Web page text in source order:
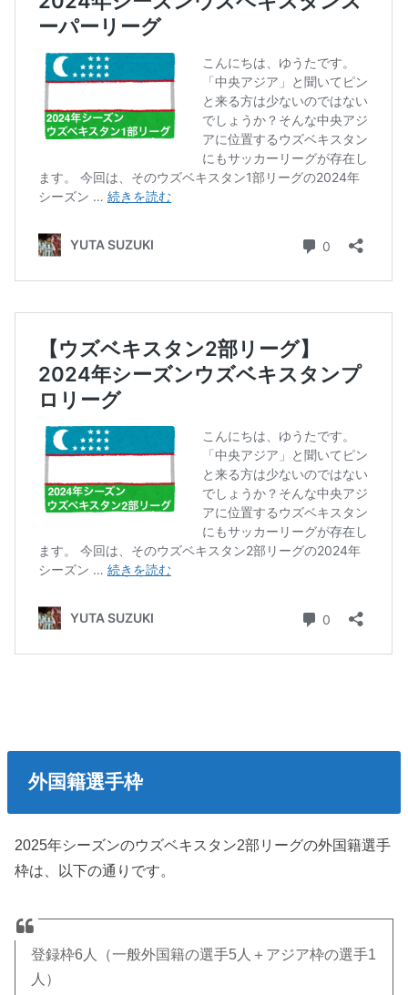
外国籍選手枠
2025年シーズンのウズベキスタン2部リーグの外国籍選手
枠は、以下の通りです。
登録枠6人（一般外国籍の選手5人＋アジア枠の選手1
人）